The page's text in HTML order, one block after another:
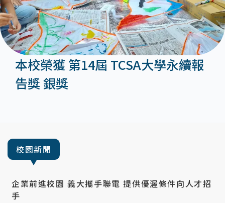
本校榮獲 第14屆 TCSA大學永續報
告獎 銀獎
校園新聞
企業前進校園 義大攜手聯電 提供優渥條件向人才招
手